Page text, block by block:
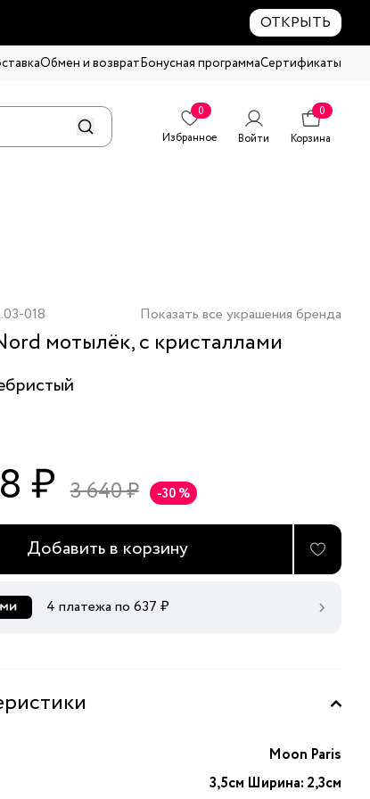
ОТКРЫТЬ
Обмен и возвратБонусная программаСертификаты
0
Избранное
Войти
0
Корзина
018 Показать все украшения бренда
мотылёк, с кристаллами
₽ 3 640 ₽ -30 %
Добавить в корзину
4 платежа по 637 ₽
Moon Paris
3,5см Ширина: 2,3см